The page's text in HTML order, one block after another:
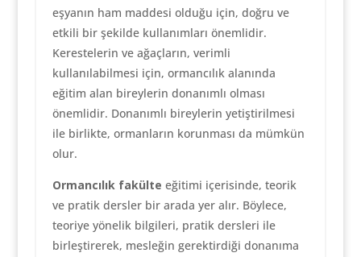
eşyanın ham maddesi olduğu için, doğru ve
etkili bir şekilde kullanımları önemlidir.
Kerestelerin ve ağaçların, verimli
kullanılabilmesi için, ormancılık alanında
eğitim alan bireylerin donanımlı olması
önemlidir. Donanımlı bireylerin yetiştirilmesi
ile birlikte, ormanların korunması da mümkün
olur.
Ormancılık fakülte eğitimi içerisinde, teorik
ve pratik dersler bir arada yer alır. Böylece,
teoriye yönelik bilgileri, pratik dersleri ile
birleştirerek, mesleğin gerektirdiği donanıma